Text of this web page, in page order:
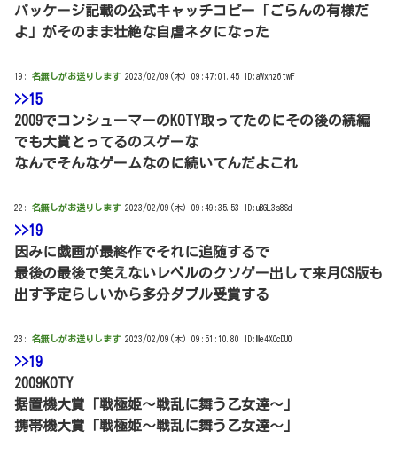
パッケージ記載の公式キャッチコピー「ごらんの有様だ
よ」がそのまま壮絶な自虐ネタになった
19: 名無しがお送りします 2023/02/09(木) 09:47:01.45 ID:aWxhz6twF
>>15
2009でコンシューマーのKOTY取ってたのにその後の続編
でも大賞とってるのスゲーな
なんでそんなゲームなのに続いてんだよこれ
22: 名無しがお送りします 2023/02/09(木) 09:49:35.53 ID:uBGL3s8Sd
>>19
因みに戯画が最終作でそれに追随するで
最後の最後で笑えないレベルのクソゲー出して来月CS版も
出す予定らしいから多分ダブル受賞する
23: 名無しがお送りします 2023/02/09(木) 09:51:10.80 ID:Me4XOcDU0
>>19
2009KOTY
据置機大賞「戦極姫～戦乱に舞う乙女達～」
携帯機大賞「戦極姫～戦乱に舞う乙女達～」